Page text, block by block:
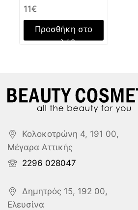
11€
Προσθήκη στο
καλάθι
Κολοκοτρώνη 4, 191 00,
Μέγαρα Αττικής
2296 028047
Δημητρός 15, 192 00,
Ελευσίνα